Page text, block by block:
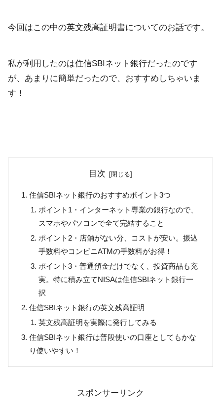
今回はこの中の英文残高証明書についてのお話です。
私が利用したのは住信SBIネット銀行だったのです
が、あまりに簡単だったので、おすすめしちゃいま
す！
目次
住信SBIネット銀行のおすすめポイント3つ
ポイント1・インターネット専業の銀行なので、
スマホやパソコンで全て完結すること
ポイント2・店舗がない分、コストが安い。振込
手数料やコンビニATMの手数料がお得！
ポイント3・普通預金だけでなく、投資商品も充
実。特に積み立てNISAは住信SBIネット銀行一
択
住信SBIネット銀行の英文残高証明
英文残高証明を実際に発行してみる
住信SBIネット銀行は普段使いの口座としてもかな
り使いやすい！
スポンサーリンク